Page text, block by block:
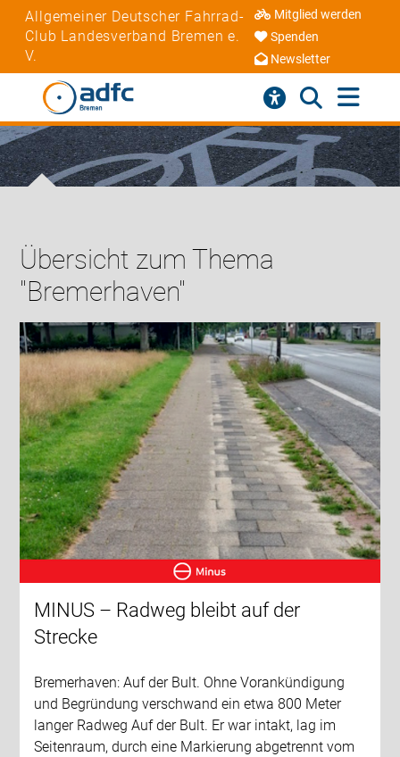
Allgemeiner Deutscher Fahrrad-
Club Landesverband Bremen e.
V.
Mitglied werden
Spenden
Newsletter
Übersicht zum Thema
"Bremerhaven"
MINUS – Radweg bleibt auf der
Strecke
Bremerhaven: Auf der Bult. Ohne Vorankündigung
und Begründung verschwand ein etwa 800 Meter
langer Radweg Auf der Bult. Er war intakt, lag im
Seitenraum, durch eine Markierung abgetrennt vom